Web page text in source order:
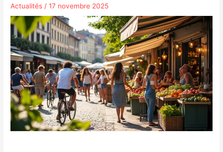
Actualités /17 novembre 2025